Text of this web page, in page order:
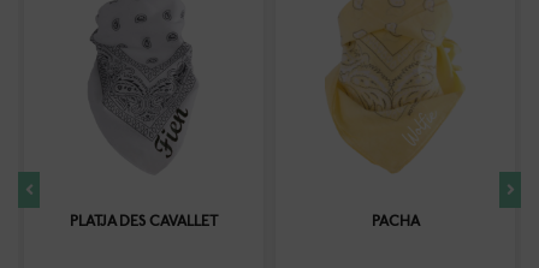
PLATJA DES CAVALLET PACHA